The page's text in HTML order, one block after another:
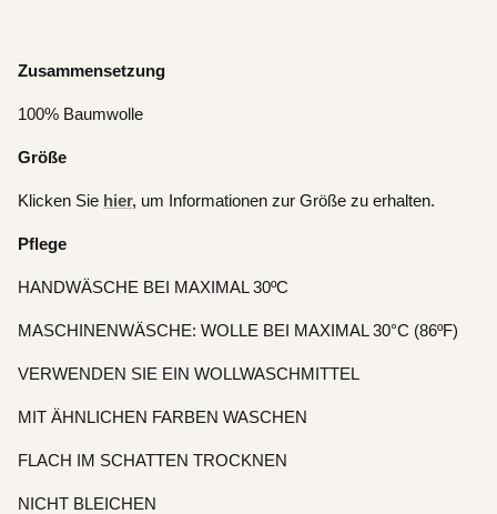
Zusammensetzung
100% Baumwolle
Größe
Klicken Sie hier, um Informationen zur Größe zu erhalten.
Pflege
HANDWÄSCHE BEI ​​MAXIMAL 30ºC
MASCHINENWÄSCHE: WOLLE BEI ​​MAXIMAL 30°C (86ºF)
VERWENDEN SIE EIN WOLLWASCHMITTEL
MIT ÄHNLICHEN FARBEN WASCHEN
FLACH IM SCHATTEN TROCKNEN
NICHT BLEICHEN